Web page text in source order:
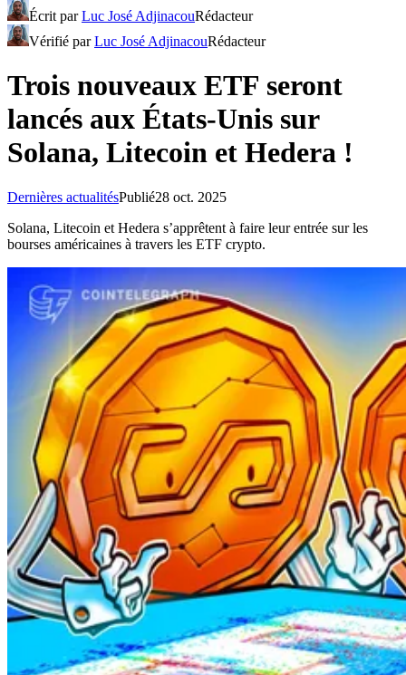
Écrit parLuc José AdjinacouRédacteur
Vérifié parLuc José AdjinacouRédacteur
Trois nouveaux ETF seront
lancés aux États-Unis sur
Solana, Litecoin et Hedera !
Dernières actualitésPublié28 oct. 2025
Solana, Litecoin et Hedera s’apprêtent à faire leur entrée sur les
bourses américaines à travers les ETF crypto.